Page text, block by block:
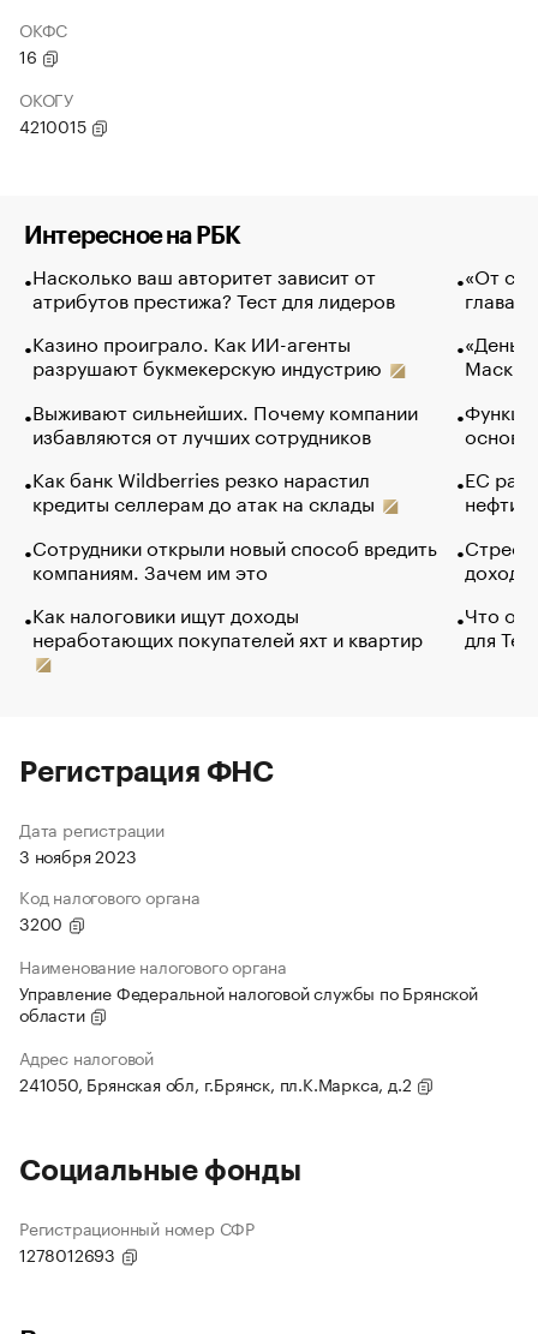
ОКФС
16
ОКОГУ
4210015
Интересное на РБК
Насколько ваш авторитет зависит от
атрибутов престижа? Тест для лидеров
Казино проиграло. Как ИИ-агенты
разрушают букмекерскую индустрию
Выживают сильнейших. Почему компании
избавляются от лучших сотрудников
Как банк Wildberries резко нарастил
кредиты селлерам до атак на склады
Сотрудники открыли новый способ вредить
компаниям. Зачем им это
Как налоговики ищут доходы
неработающих покупателей яхт и квартир
«От
глава
Маск в
основ
ЕС
нефти
Что
для
Регистрация ФНС
Дата регистрации
3 ноября 2023
Код налогового органа
3200
Наименование налогового органа
Управление Федеральной налоговой службы по Брянской
области
Адрес налоговой
241050, Брянская обл, г.Брянск, пл.К.Маркса, д.2
Социальные фонды
Регистрационный номер СФР
1278012693